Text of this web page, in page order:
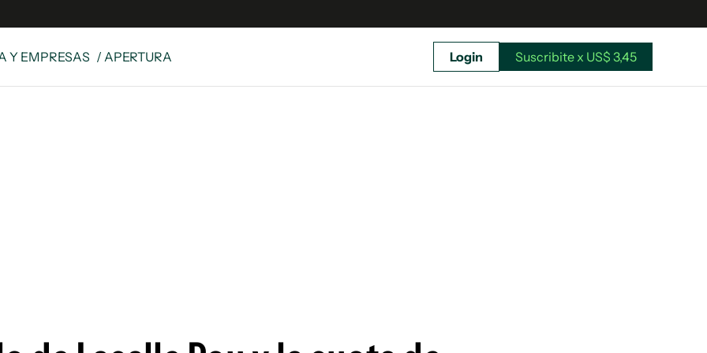
Y EMPRESAS / APERTURA Login Suscribite x US$ 3,45